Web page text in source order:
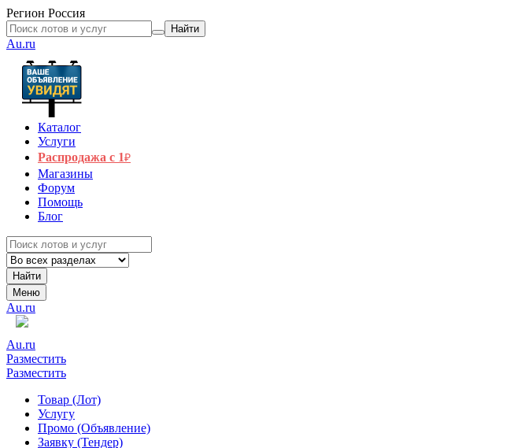
Регион Россия
Найти
Au.ru
Каталог
Услуги
Распродажа с 1₽
Магазины
Форум
Помощь
Блог
Найти
Меню
Au.ru
Au.ru
Разместить
Разместить
Товар (Лот)
Услугу
Промо (Объявление)
Заявку (Тендер)